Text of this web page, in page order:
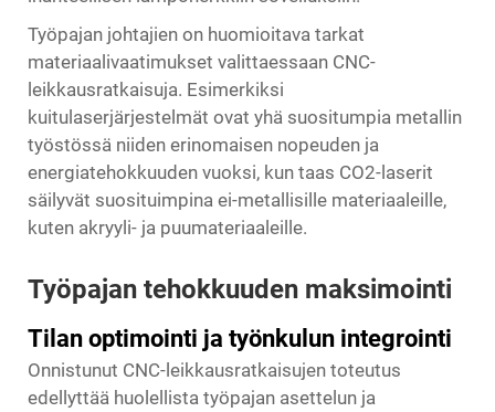
Työpajan johtajien on huomioitava tarkat
materiaalivaatimukset valittaessaan CNC-
leikkausratkaisuja. Esimerkiksi
kuitulaserjärjestelmät ovat yhä suositumpia metallin
työstössä niiden erinomaisen nopeuden ja
energiatehokkuuden vuoksi, kun taas CO2-laserit
säilyvät suosituimpina ei-metallisille materiaaleille,
kuten akryyli- ja puumateriaaleille.
Työpajan tehokkuuden maksimointi
Tilan optimointi ja työnkulun integrointi
Onnistunut CNC-leikkausratkaisujen toteutus
edellyttää huolellista työpajan asettelun ja